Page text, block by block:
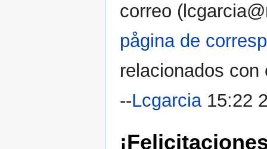
correo
pågina de
relacionados
--Lcgarcia15:22